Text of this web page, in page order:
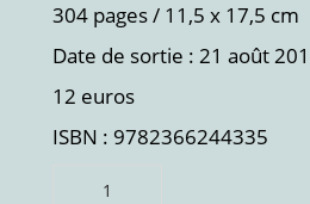
304 pages / 11,5 x 17,5 cm
Date de sortie : 21 août
12 euros
ISBN : 9782366244335